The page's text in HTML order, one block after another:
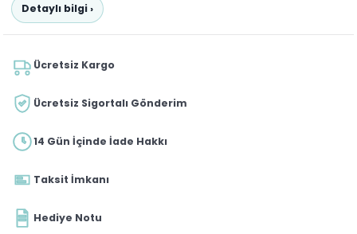
Detaylı bilgi ›
Ücretsiz Kargo
Ücretsiz Sigortalı Gönderim
14 Gün İçinde İade Hakkı
Taksit İmkanı
Hediye Notu